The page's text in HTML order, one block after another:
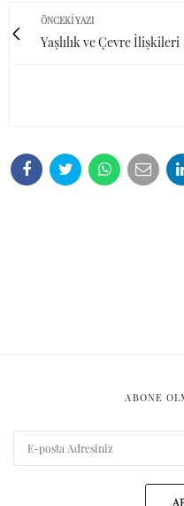
ÖNCEKI YAZI
Yaşlılık ve Çevre İlişkileri
ABONE